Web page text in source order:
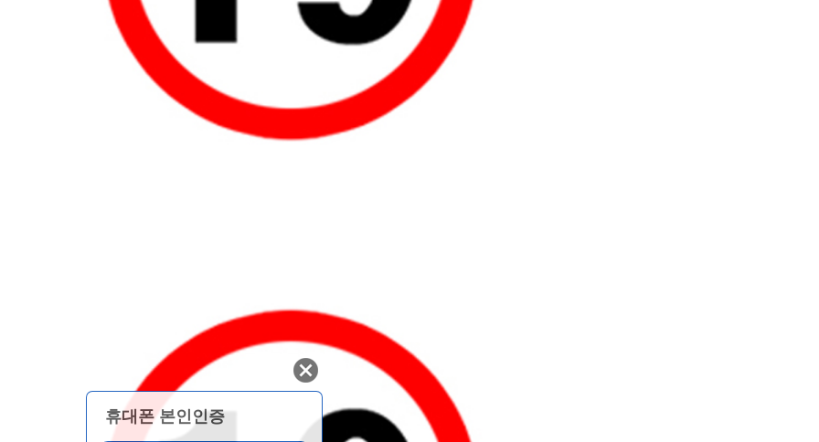
휴대폰 본인인증